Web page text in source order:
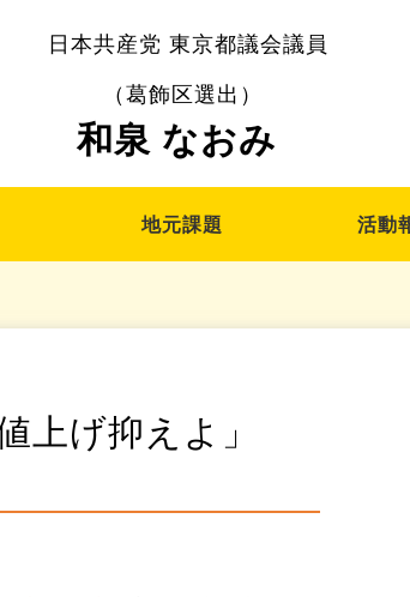
日本共産党 東京都議会議員
（葛飾区選出）
和泉 なおみ
地元課題 活動
上げ抑えよ」